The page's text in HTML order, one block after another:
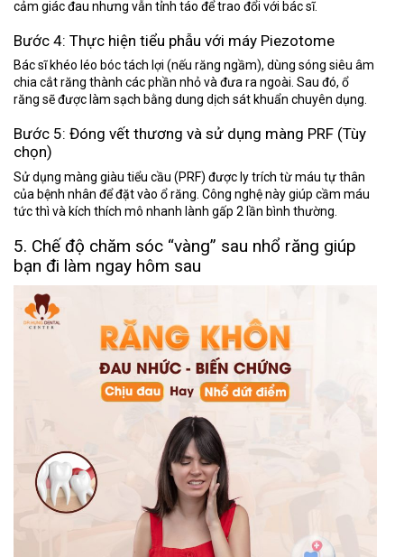
cảm giác đau nhưng vẫn tỉnh táo để trao đổi với bác sĩ.
Bước 4: Thực hiện tiểu phẫu với máy Piezotome
Bác sĩ khéo léo bóc tách lợi (nếu răng ngầm), dùng sóng siêu âm
chia cắt răng thành các phần nhỏ và đưa ra ngoài. Sau đó, ổ
răng sẽ được làm sạch bằng dung dịch sát khuẩn chuyên dụng.
Bước 5: Đóng vết thương và sử dụng màng PRF (Tùy
chọn)
Sử dụng màng giàu tiểu cầu (PRF) được ly trích từ máu tự thân
của bệnh nhân để đặt vào ổ răng. Công nghệ này giúp cầm máu
tức thì và kích thích mô nhanh lành gấp 2 lần bình thường.
5. Chế độ chăm sóc “vàng” sau nhổ răng giúp
bạn đi làm ngay hôm sau